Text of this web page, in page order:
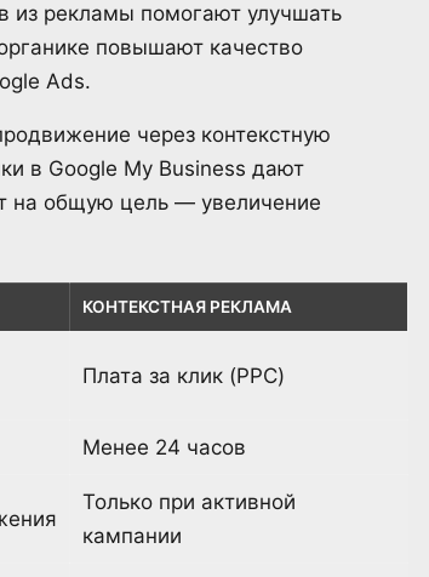
из рекламы помогают улучшать
повышают качество
Ads.
через контекстную
в Google My Business дают
на общую цель — увеличение
КОНТЕКСТНАЯ РЕКЛАМА
Плата за клик (PPC)
Менее 24 часов
Только при активной
кампании